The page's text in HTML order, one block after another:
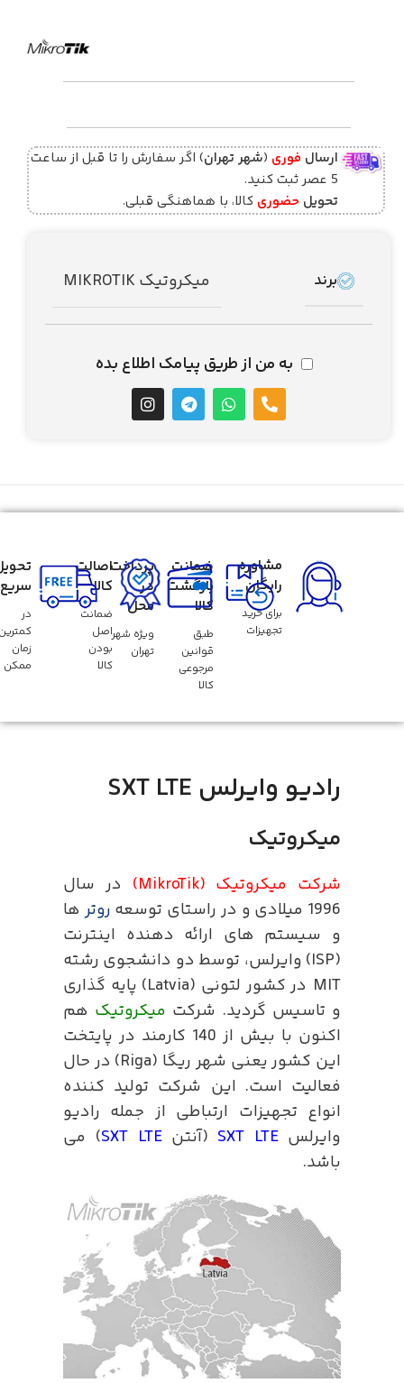
ارسال فوری (شهر تهران) اگر سفارش را تا قبل از ساعت
5 عصر ثبت کنید.
تحویل حضوری کالا، با هماهنگی قبلی.
برند میکروتیک MIKROTIK
به من از طریق پیامک اطلاع بده
مشاوره
رایگان
برای خرید
تجهیزات
ضمانت
بازگشت
کالا
طبق
قوانین
مرجوعی
کالا
پرداخت
در
محل
ویژه شهر
تهران
اصالت
کالا
ضمانت
اصل
بودن
کالا
سریع
در
زمان
ممکن
رادیو وایرلس SXT LTE
میکروتیک
شرکت میکروتیک (MikroTik)
در سال
1996 میلادی و در راستای توسعه
روترها
و سیستم های ارائه دهنده اینترنت
(ISP) وایرلس، توسط دو دانشجوی رشته
MIT در کشور لتونی (Latvia) پایه گذاری
و تاسیس گردید. شرکت میکروتیک هم
اکنون با بیش از 140 کارمند در پایتخت
این کشور یعنی شهر ریگا (Riga) در حال
فعالیت است. این شرکت تولید کننده
انواع تجهیزات ارتباطی از جمله رادیو
وایرلس SXT LTE (آنتن SXT LTE) می
باشد.